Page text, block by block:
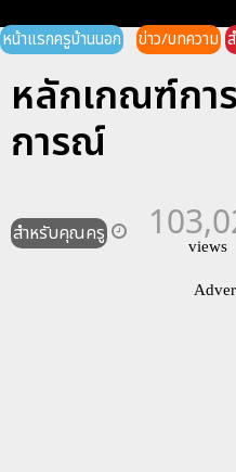
หน้าแรกครูบ้านนอก ข่าว/บทความ
หลักเกณฑ์กา
การณ์
สำหรับคุณครู views